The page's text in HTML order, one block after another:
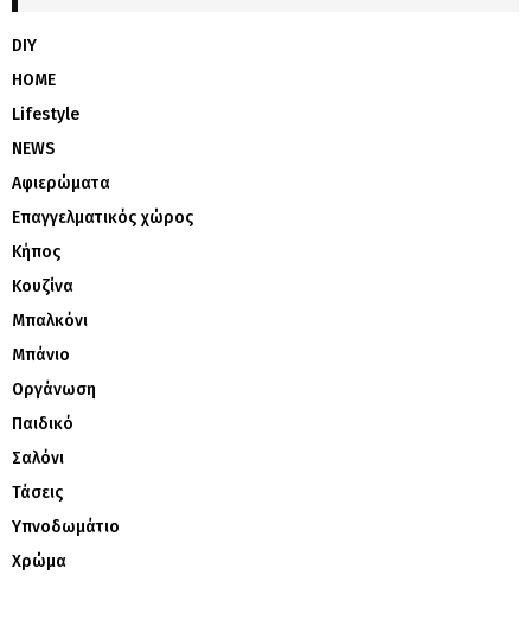
DIY
HOME
Lifestyle
NEWS
Αφιερώματα
Επαγγελματικός χώρος
Κήπος
Κουζίνα
Μπαλκόνι
Μπάνιο
Οργάνωση
Παιδικό
Σαλόνι
Τάσεις
Υπνοδωμάτιο
Χρώμα